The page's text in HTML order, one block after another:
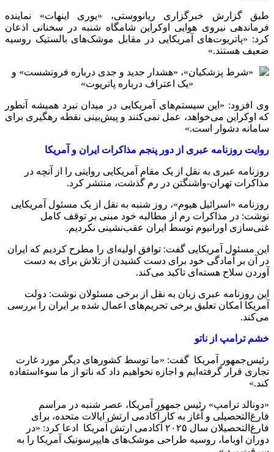
طبق گزارش خبرگزاری ریانووستی، «یوری اینهات» نماینده
فرماندهی نیروی هوایی اوکراین شامگاه شنبه در سخنانی اذعان
کرد: «پاتریوت‌های آمریکایی در مقابل موشک‌های بالستیک روسیه
ضعیف هستند.»
وی افزود: «این سیستم‌های آمریکایی در میدان نبرد همیشه آنطور
که اوکراین می‌خواهد، عمل نمی‌کنند و پیش‌بینی نقطه رهگیری برای
سامانه دشوار است.»
روایت روزنامه عبری از دور پنجم مذاکرات ایران و آمریکا
روزنامه عبری به نقل از یک مقام آمریکایی روایتی را از آنچه در
مذاکرات تهران-واشنگتن در رم گذشت، منتشر کرد.
روزنامه «اسرائیل هیوم»، روز شنبه به نقل از یک مسئول آمریکایی
نوشت: در مذاکرات رم از مطالبه خود مبنی بر توقف کامل
غنی‌سازی اورانیوم توسط ایران عقب‌نشینی نکردیم.
این مسئول آمریکایی گفت: توافق اولیه‌ای را مطرح کردیم که ایران
در آن بر آمادگی خود برای دست کشیدن از تلاش برای به دست
آوردن سلاح هسته‌ای تاکید می‌کند.
این روزنامه عبری زبان به نقل از برخی مسئولان نوشت: دولت
آمریکا امکان تعلیق برخی تحریم‌های اعمال شده بر ایران را بررسی
می‌کند.
خشم ترامپ از ناتو
رئیس‌جمهور آمریکا گفت: «ما توسط کشورهای دیگر مورد غارت
تجاری قرار گرفته‌ایم و اجازه نخواهیم داد که ناتو از ما سوءاستفاده
کند.»
«دونالد ترامپ» رئیس جمهور آمریکا، عصر شنبه در مراسم
فارغ‌التحصیلی و آغاز به کار آکادمی ارتش ایالات متحده، برای
فارغ‌التحصیلان سال ۲۰۲۵ آکادمی ارتش آمریکا ادعا کرد: «در
دوران اوباما، روسیه طراحی موشک‌های هایپرسونیک آمریکا را به